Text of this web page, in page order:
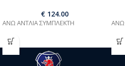
€124.00
ΑΝΩ ΑΝΤΛΙΑ ΣΥΜΠΛΕΚΤΗ ΑΝΩ